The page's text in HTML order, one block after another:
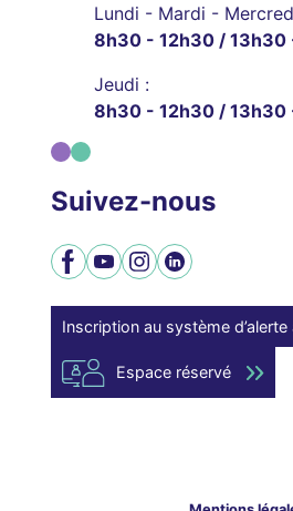
Lundi - Mardi -
8h30 - 12h30 / 13h30
Jeudi :
8h30 - 12h30 / 13h30
Suivez-nous
Facebook
YouTubeInstagram
LinkedIn
Inscription au système
Espace réservé